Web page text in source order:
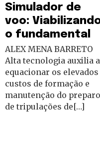
Simulador de
voo:
o fundamental
ALEX MENA BARRETO
Alta tecnologia auxilia a
equacionar os elevados
custos de formação e
manutenção do preparo
de tripulações de[…]